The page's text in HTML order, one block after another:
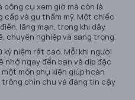
công cụ xem giờ mà còn là
cấp và gu thẩm mỹ. Một chiếc
lãng mạn, trong khi dây
chuyên nghiệp và sang trọng.
niệm rất cao. Mỗi khi người
nhớ ngay đến bạn và dịp đặc
món phụ kiện giúp hoàn
chỉn chu và đáng tin cậy